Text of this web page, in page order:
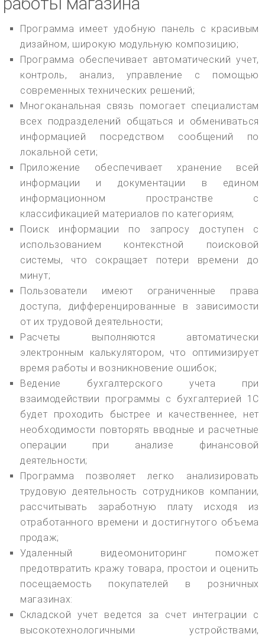
Программа имеет удобную панель с красивым
дизайном, широкую модульную композицию;
Программа обеспечивает автоматический учет,
контроль, анализ, управление с помощью
современных технических решений;
Многоканальная связь помогает специалистам
всех подразделений общаться и обмениваться
информацией посредством сообщений по
локальной сети;
Приложение обеспечивает хранение всей
информации и документации в едином
информационном пространстве с
классификацией материалов по категориям;
Поиск информации по запросу доступен с
использованием контекстной поисковой
системы, что сокращает потери времени до
минут;
Пользователи имеют ограниченные права
доступа, дифференцированные в зависимости
от их трудовой деятельности;
Расчеты выполняются автоматически
электронным калькулятором, что оптимизирует
время работы и возникновение ошибок;
Ведение бухгалтерского учета при
взаимодействии программы с бухгалтерией 1С
будет проходить быстрее и качественнее, нет
необходимости повторять вводные и расчетные
операции при анализе финансовой
деятельности;
Программа позволяет легко анализировать
трудовую деятельность сотрудников компании,
рассчитывать заработную плату исходя из
отработанного времени и достигнутого объема
продаж;
Удаленный видеомониторинг поможет
предотвратить кражу товара, простои и оценить
посещаемость покупателей в розничных
магазинах:
Складской учет ведется за счет интеграции с
высокотехнологичными устройствами,